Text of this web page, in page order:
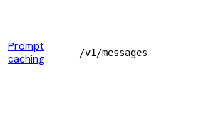
Prompt
caching
/v1/messages